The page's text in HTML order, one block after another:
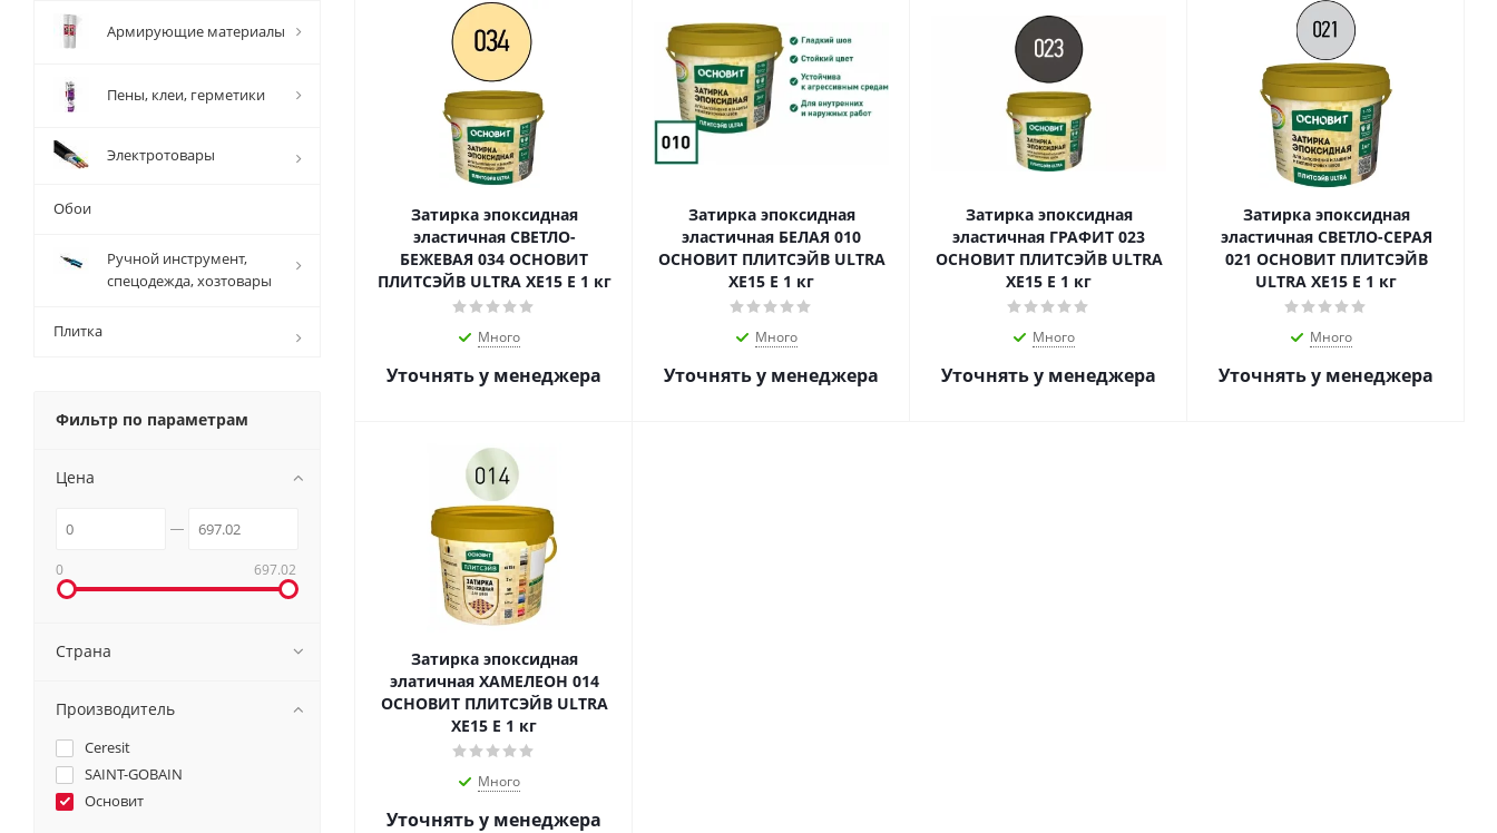
Затирка эпоксидная
эластичная СВЕТЛО-
БЕЖЕВАЯ 034 ОСНОВИТ
ПЛИТСЭЙВ ULTRA XЕ15 E 1 кг
Много
Уточнять у менеджера
Затирка эпоксидная
эластичная БЕЛАЯ 010
ОСНОВИТ ПЛИТСЭЙВ ULTRA
XЕ15 E 1 кг
Много
Уточнять у менеджера
Затирка эпоксидная
эластичная ГРАФИТ 023
ОСНОВИТ ПЛИТСЭЙВ ULTRA
XЕ15 E 1 кг
Много
Уточнять у менеджера
Затирка эпоксидная
эластичная СВЕТЛО-СЕРАЯ
021 ОСНОВИТ ПЛИТСЭЙВ
ULTRA XЕ15 E 1 кг
Много
Уточнять у менеджера
Затирка эпоксидная
элатичная ХАМЕЛЕОН 014
ОСНОВИТ ПЛИТСЭЙВ ULTRA
XЕ15 E 1 кг
Много
Уточнять у менеджера
Армирующие материалы
Пены, клеи, герметики
Электротовары
Обои
Ручной инструмент,
спецодежда, хозтовары
Плитка
Фильтр по параметрам
Цена
0 697.02
Страна
Производитель
Ceresit
SAINT-GOBAIN
Основит